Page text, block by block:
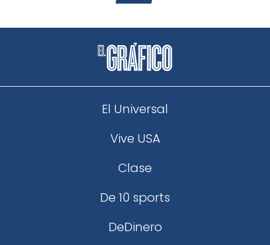
El Universal
Vive USA
Clase
De 10 sports
DeDinero